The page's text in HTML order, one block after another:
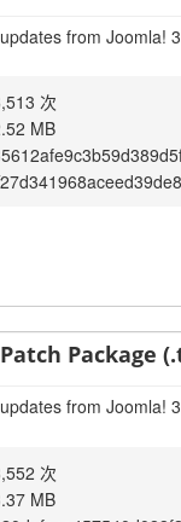
from Joomla!
次
MB
Package
from Joomla!
次
MB